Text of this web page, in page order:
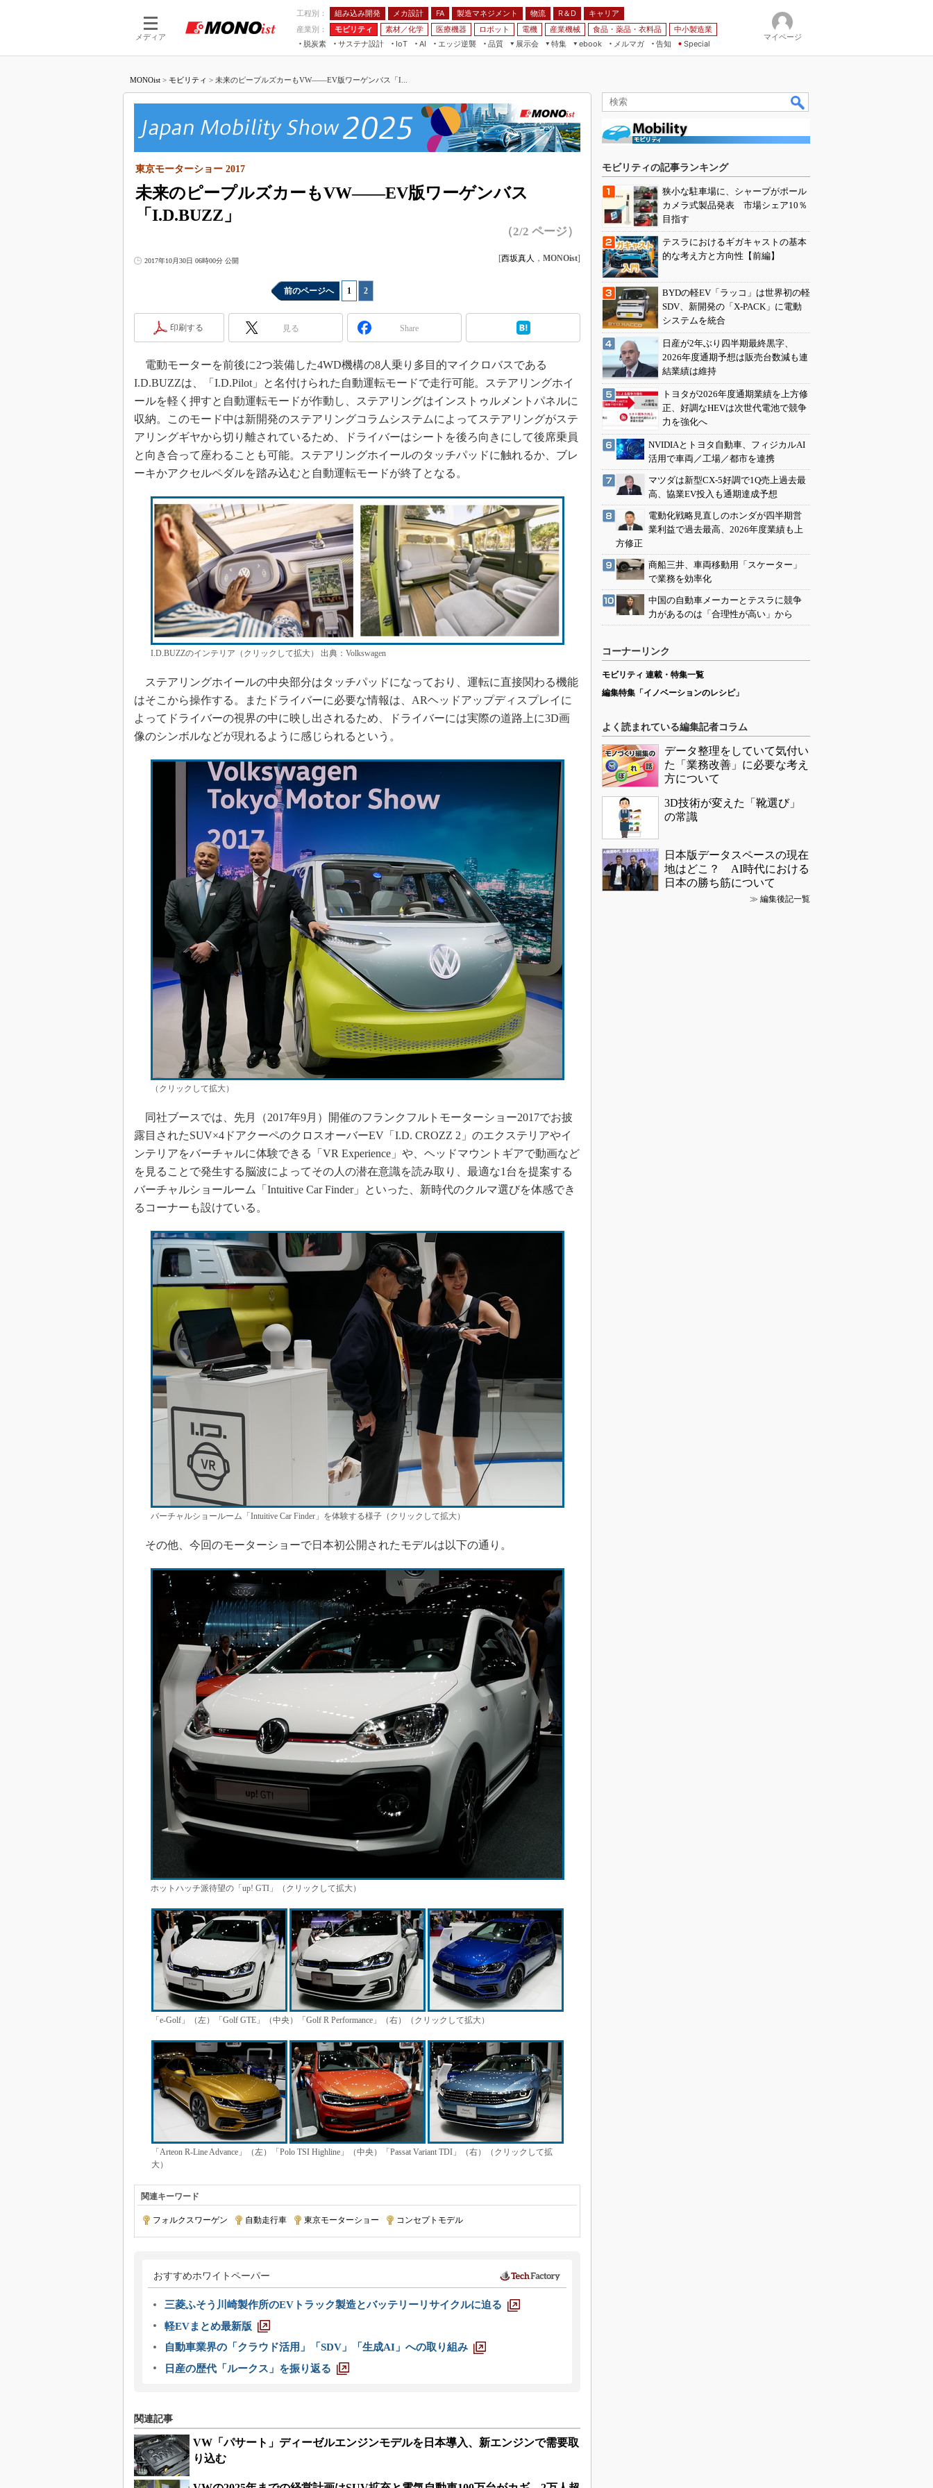
メディア
工程別： 組み込み開発 メカ設計 FA 製造マネジメント 物流 R＆D
キャリア
産業別：
モビリティ 素材／化学 医療機器 ロボット 電機 産業機械 食品・薬品・衣料品
中小製造業
脱炭素
サステナ設計
IoT
つながる工場
つながるサービス
AI
AI×設備保全
Physical AI
エッジ逆襲 品質
展示会
JIMTOF
組込み/エッジ コンピューティング
展＆IoT/5Gソリューション展
IIFES
国際ロボット展
TECHNO-FRONTIER
産業オープンネット展
特集
5G
VR／AR
フィールドサービス
組み込み画像技術
3Dプリンタ
S＆OP
インダストリー4.0
イノベーション
製造業ビッグデータ
メイドインジャパン
海外生産
グローバル設計・開発
制御セキュリティ
新型コロナへの対応
ebook
製造マネジメント
FA
モビリティ
メルマガ
告知 Special
マイページ
MONOist > モビリティ > 未来のピープルズカーもVW――EV版ワーゲンバス「I...
未来のピープルズカーもVW――EV版ワーゲンバス
「I.D.BUZZ」
東京モーターショー 2017
（2/2 ページ）
2017年10月30日 06時00分 公開 [西坂真人 ， MONOist]
前のページへ 1 2
印刷する 見る Share
電動モーターを前後に2つ装備した4WD機構の8人乗り多目的マイクロバスである
I.D.BUZZは、「I.D.Pilot」と名付けられた自動運転モードで走行可能。ステアリングホイ
ールを軽く押すと自動運転モードが作動し、ステアリングはインストゥルメントパネルに
収納。このモード中は新開発のステアリングコラムシステムによってステアリングがステ
アリングギヤから切り離されているため、ドライバーはシートを後ろ向きにして後席乗員
と向き合って座わることも可能。ステアリングホイールのタッチパッドに触れるか、ブレ
ーキかアクセルペダルを踏み込むと自動運転モードが終了となる。
I.D.BUZZのインテリア（クリックして拡大） 出典：Volkswagen
ステアリングホイールの中央部分はタッチパッドになっており、運転に直接関わる機能
はそこから操作する。またドライバーに必要な情報は、ARヘッドアップディスプレイに
よってドライバーの視界の中に映し出されるため、ドライバーには実際の道路上に3D画
像のシンボルなどが現れるように感じられるという。
（クリックして拡大）
同社ブースでは、先月（2017年9月）開催のフランクフルトモーターショー2017でお披
露目されたSUV×4ドアクーペのクロスオーバーEV「I.D. CROZZ 2」のエクステリアやイ
ンテリアをバーチャルに体験できる「VR Experience」や、ヘッドマウントギアで動画など
を見ることで発生する脳波によってその人の潜在意識を読み取り、最適な1台を提案する
バーチャルショールーム「Intuitive Car Finder」といった、新時代のクルマ選びを体感でき
るコーナーも設けている。
バーチャルショールーム「Intuitive Car Finder」を体験する様子（クリックして拡大）
その他、今回のモーターショーで日本初公開されたモデルは以下の通り。
ホットハッチ派待望の「up! GTI」（クリックして拡大）
「e-Golf」（左）「Golf GTE」（中央）「Golf R Performance」（右）（クリックして拡大）
「Arteon R-Line Advance」（左）「Polo TSI Highline」（中央）「Passat Variant TDI」（右）（クリックして拡
大）
関連キーワード
フォルクスワーゲン 自動走行車 東京モーターショー コンセプトモデル
おすすめホワイトペーパー
三菱ふそう川崎製作所のEVトラック製造とバッテリーリサイクルに迫る
軽EVまとめ最新版
自動車業界の「クラウド活用」「SDV」「生成AI」への取り組み
日産の歴代「ルークス」を振り返る
関連記事
VW「パサート」ディーゼルエンジンモデルを日本導入、新エンジンで需要取
り込む
モビリティの記事ランキング
狭小な駐車場に、シャープがポール
カメラ式製品発表 市場シェア10％
目指す
テスラにおけるギガキャストの基本
的な考え方と方向性【前編】
BYDの軽EV「ラッコ」は世界初の軽
SDV、新開発の「X-PACK」に電動
システムを統合
日産が2年ぶり四半期最終黒字、
2026年度通期予想は販売台数減も連
結業績は維持
トヨタが2026年度通期業績を上方修
正、好調なHEVは次世代電池で競争
力を強化へ
NVIDIAとトヨタ自動車、フィジカルAI
活用で車両／工場／都市を連携
マツダは新型CX-5好調で1Q売上過去最
高、協業EV投入も通期達成予想
電動化戦略見直しのホンダが四半期営
業利益で過去最高、2026年度業績も上
方修正
商船三井、車両移動用「スケーター」
で業務を効率化
中国の自動車メーカーとテスラに競争
力があるのは「合理性が高い」から
コーナーリンク
モビリティ 連載・特集一覧
編集特集「イノベーションのレシピ」
よく読まれている編集記者コラム
データ整理をしていて気付い
た「業務改善」に必要な考え
方について
3D技術が変えた「靴選び」
の常識
日本版データスペースの現在
地はどこ？ AI時代における
日本の勝ち筋について
≫ 編集後記一覧